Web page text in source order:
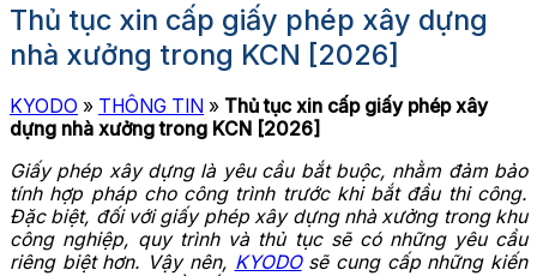
Thủ tục xin cấp giấy phép xây dựng
nhà xưởng trong KCN [2026]
KYODO » THÔNG TIN » Thủ tục xin cấp giấy phép xây
dựng nhà xưởng trong KCN [2026]
Giấy phép xây dựng là yêu cầu bắt buộc, nhằm đảm bảo
tính hợp pháp cho công trình trước khi bắt đầu thi công.
Đặc biệt, đối với giấy phép xây dựng nhà xưởng trong khu
công nghiệp, quy trình và thủ tục sẽ có những yêu cầu
riêng biệt hơn. Vậy nên, KYODOsẽ cung cấp những kiến